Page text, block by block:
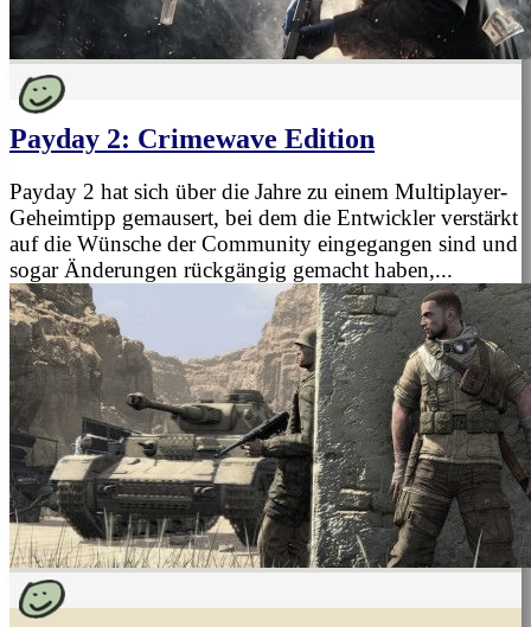
Payday 2: Crimewave Edition
Payday 2 hat sich über die Jahre zu einem Multiplayer-
Geheimtipp gemausert, bei dem die Entwickler verstärkt
auf die Wünsche der Community eingegangen sind und
sogar Änderungen rückgängig gemacht haben,...